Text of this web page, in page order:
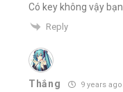
Có key không vậy bạn
Reply
Thắng 9 years ago